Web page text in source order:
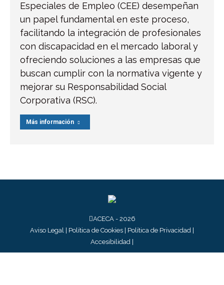
Especiales de Empleo (CEE) desempeñan
un papel fundamental en este proceso,
facilitando la integración de profesionales
con discapacidad en el mercado laboral y
ofreciendo soluciones a las empresas que
buscan cumplir con la normativa vigente y
mejorar su Responsabilidad Social
Corporativa (RSC).
Más información
ACECA - 2026
Aviso Legal
Política de Cookies Política de Privacidad
Accesibilidad